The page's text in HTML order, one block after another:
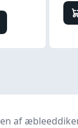
af